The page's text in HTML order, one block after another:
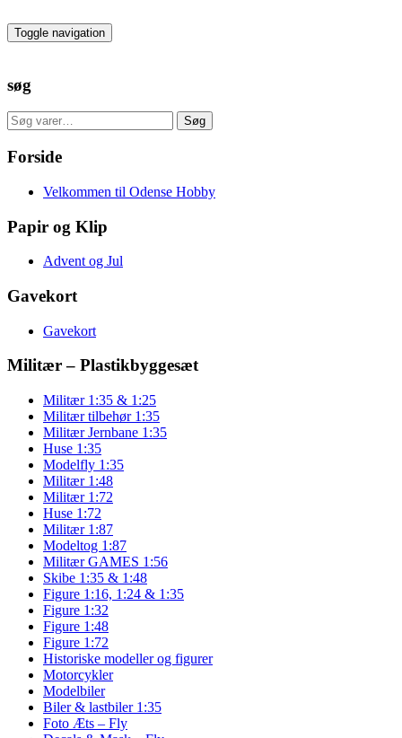
to
the
Toggle navigation
søg
Søg
efter:
Søg
Forside
Velkommen til Odense Hobby
Papir og Klip
Advent og Jul
Gavekort
Gavekort
Militær – Plastikbyggesæt
Militær 1:35 & 1:25
Militær tilbehør 1:35
Militær Jernbane 1:35
Huse 1:35
Modelfly 1:35
Militær 1:48
Militær 1:72
Huse 1:72
Militær 1:87
Modeltog 1:87
Militær GAMES 1:56
Skibe 1:35 & 1:48
Figure 1:16, 1:24 & 1:35
Figure 1:32
Figure 1:48
Figure 1:72
Historiske modeller og figurer
Motorcykler
Modelbiler
Biler & lastbiler 1:35
Foto Æts – Fly